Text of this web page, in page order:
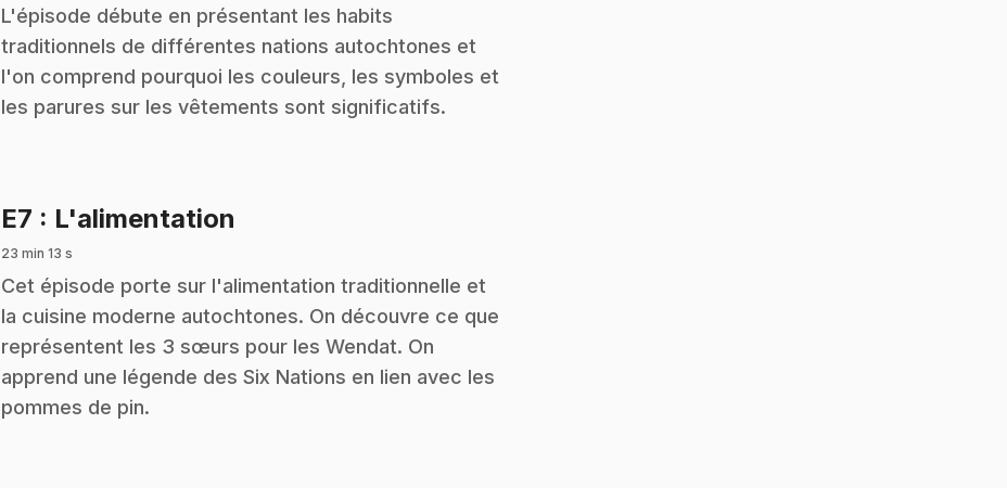
.L'épisode débute en présentant les habits
traditionnels de différentes nations autochtones et
l'on comprend pourquoi les couleurs, les symboles et
les parures sur les vêtements sont significatifs.
E7 : L'alimentation
23 min 13 s
.Cet épisode porte sur l'alimentation traditionnelle et
la cuisine moderne autochtones. On découvre ce que
représentent les 3 sœurs pour les Wendat. On
apprend une légende des Six Nations en lien avec les
pommes de pin.